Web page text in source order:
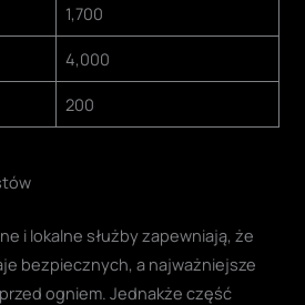
1,700
4,000
200
i lokalne służby zapewniają, że
bezpiecznych, a najważniejsze
ogniem. Jednakże część